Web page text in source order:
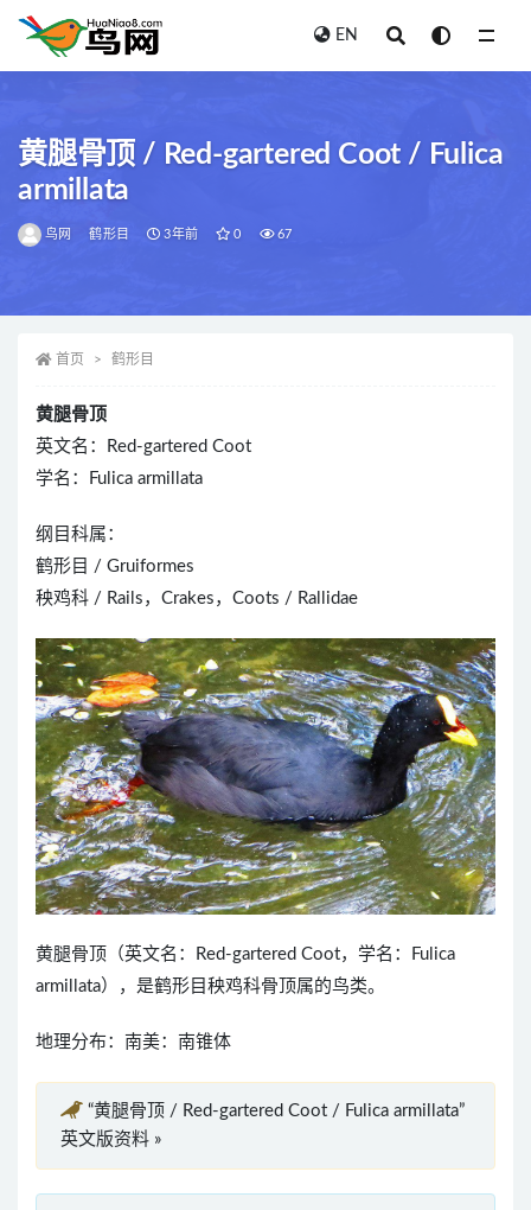
EN
黄腿骨顶 / Red-gartered Coot / Fulica
armillata
鸟网 鹤形目 3年前 0 67
首页 鹤形目
黄腿骨顶
英文名：Red-gartered Coot
学名：Fulica armillata
纲目科属：
鹤形目 / Gruiformes
秧鸡科 / Rails，Crakes，Coots / Rallidae
黄腿骨顶（英文名：Red-gartered Coot，学名：Fulica
armillata），是鹤形目秧鸡科骨顶属的鸟类。
地理分布：南美：南锥体
“黄腿骨顶 / Red-gartered Coot / Fulica armillata”
英文版资料 »